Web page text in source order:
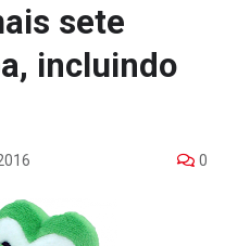
sete
incluindo
0